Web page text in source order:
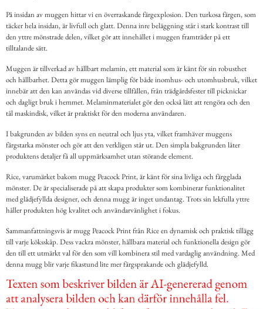
På insidan av muggen hittar vi en överraskande färgexplosion. Den turkosa färgen, som
täcker hela insidan, är livfull och glatt. Denna inre beläggning står i stark kontrast till
den yttre mönstrade delen, vilket gör att innehållet i muggen framträder på ett
tilltalande sätt.
Muggen är tillverkad av hållbart melamin, ett material som är känt för sin robusthet
och hållbarhet. Detta gör muggen lämplig för både inomhus- och utomhusbruk, vilket
innebär att den kan användas vid diverse tillfällen, från trädgårdsfester till picknickar
och dagligt bruk i hemmet. Melaminmaterialet gör den också lätt att rengöra och den
tål maskindisk, vilket är praktiskt för den moderna användaren.
I bakgrunden av bilden syns en neutral och ljus yta, vilket framhäver muggens
färgstarka mönster och gör att den verkligen står ut. Den simpla bakgrunden låter
produktens detaljer få all uppmärksamhet utan störande element.
Rice, varumärket bakom mugg Peacock Print, är känt för sina livliga och färgglada
mönster. De är specialiserade på att skapa produkter som kombinerar funktionalitet
med glädjefyllda designer, och denna mugg är inget undantag. Trots sin lekfulla yttre
håller produkten hög kvalitet och användarvänlighet i fokus.
Sammanfattningsvis är mugg Peacock Print från Rice en dynamisk och praktisk tillägg
till varje köksskåp. Dess vackra mönster, hållbara material och funktionella design gör
den till ett utmärkt val för den som vill kombinera stil med vardaglig användning. Med
denna mugg blir varje fikastund lite mer färgsprakande och glädjefylld.